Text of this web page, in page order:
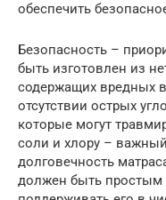
обеспечить
Безопасность –
быть изготовлен из
содержащих вредных
отсутствии острых
которые могут
соли и хлору –
долговечность
должен быть